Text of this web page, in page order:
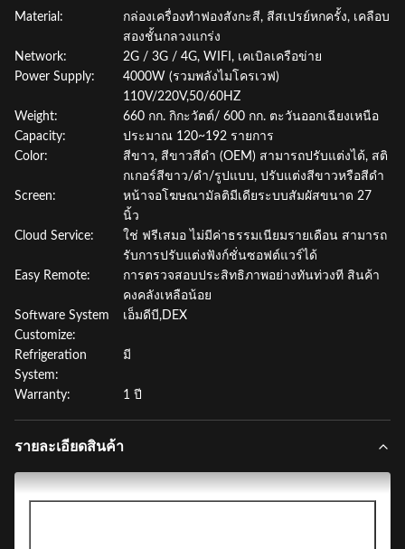
Material:
กล่องเครื่องทำฟองสังกะสี, สีสเปรย์หกครั้ง, เคลือบ
สองชั้นกลวงแกร่ง
Network:
2G / 3G / 4G, WIFI, เคเบิลเครือข่าย
Power Supply:
4000W (รวมพลังไมโครเวฟ)
110V/220V,50/60HZ
Weight:
660 กก. กิกะวัตต์/ 600 กก. ตะวันออกเฉียงเหนือ
Capacity:
ประมาณ 120~192 รายการ
Color:
สีขาว, สีขาวสีดำ (OEM) สามารถปรับแต่งได้, สติ
กเกอร์สีขาว/ดำ/รูปแบบ, ปรับแต่งสีขาวหรือสีดำ
Screen:
หน้าจอโฆษณามัลติมีเดียระบบสัมผัสขนาด 27
นิ้ว
Cloud Service:
ใช่ ฟรีเสมอ ไม่มีค่าธรรมเนียมรายเดือน สามารถ
รับการปรับแต่งฟังก์ชั่นซอฟต์แวร์ได้
Easy Remote:
การตรวจสอบประสิทธิภาพอย่างทันท่วงที สินค้า
คงคลังเหลือน้อย
Software System
Customize:
เอ็มดีบี,DEX
Refrigeration
System:
มี
Warranty: 1 ปี
รายละเอียดสินค้า